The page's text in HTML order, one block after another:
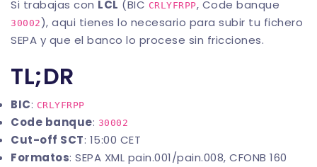
Si trabajas con LCL (BIC CRLYFRPP, Code banque
30002), aqui tienes lo necesario para subir tu fichero
SEPA y que el banco lo procese sin fricciones.
TL;DR
BIC: CRLYFRPP
Code banque: 30002
Cut-off SCT: 15:00 CET
Formatos: SEPA XML pain.001/pain.008, CFONB 160